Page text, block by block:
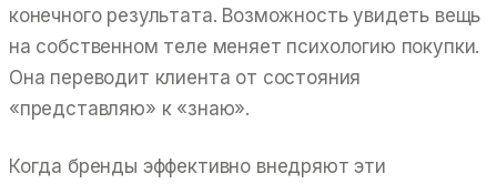
конечного результата. Возможность увидеть вещь
на собственном теле меняет психологию покупки.
Она переводит клиента от состояния
«представляю» к «знаю».
Когда бренды эффективно внедряют эти